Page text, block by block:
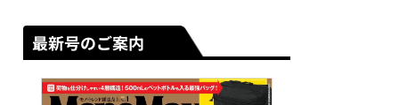
最新号のご案内